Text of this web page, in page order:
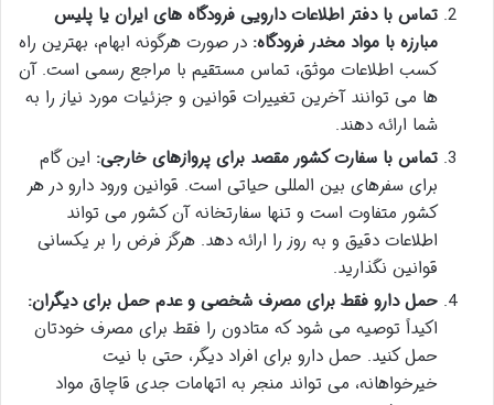
تماس با دفتر اطلاعات دارویی فرودگاه های ایران یا پلیس
مبارزه با مواد مخدر فرودگاه: در صورت هرگونه ابهام، بهترین راه
کسب اطلاعات موثق، تماس مستقیم با مراجع رسمی است. آن
ها می توانند آخرین تغییرات قوانین و جزئیات مورد نیاز را به
شما ارائه دهند.
تماس با سفارت کشور مقصد برای پروازهای خارجی: این گام
برای سفرهای بین المللی حیاتی است. قوانین ورود دارو در هر
کشور متفاوت است و تنها سفارتخانه آن کشور می تواند
اطلاعات دقیق و به روز را ارائه دهد. هرگز فرض را بر یکسانی
قوانین نگذارید.
حمل دارو فقط برای مصرف شخصی و عدم حمل برای دیگران:
اکیداً توصیه می شود که متادون را فقط برای مصرف خودتان
حمل کنید. حمل دارو برای افراد دیگر، حتی با نیت
خیرخواهانه، می تواند منجر به اتهامات جدی قاچاق مواد